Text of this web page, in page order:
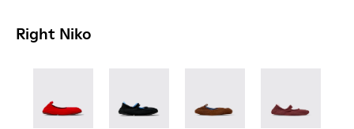
más
tiempo.
Right Niko